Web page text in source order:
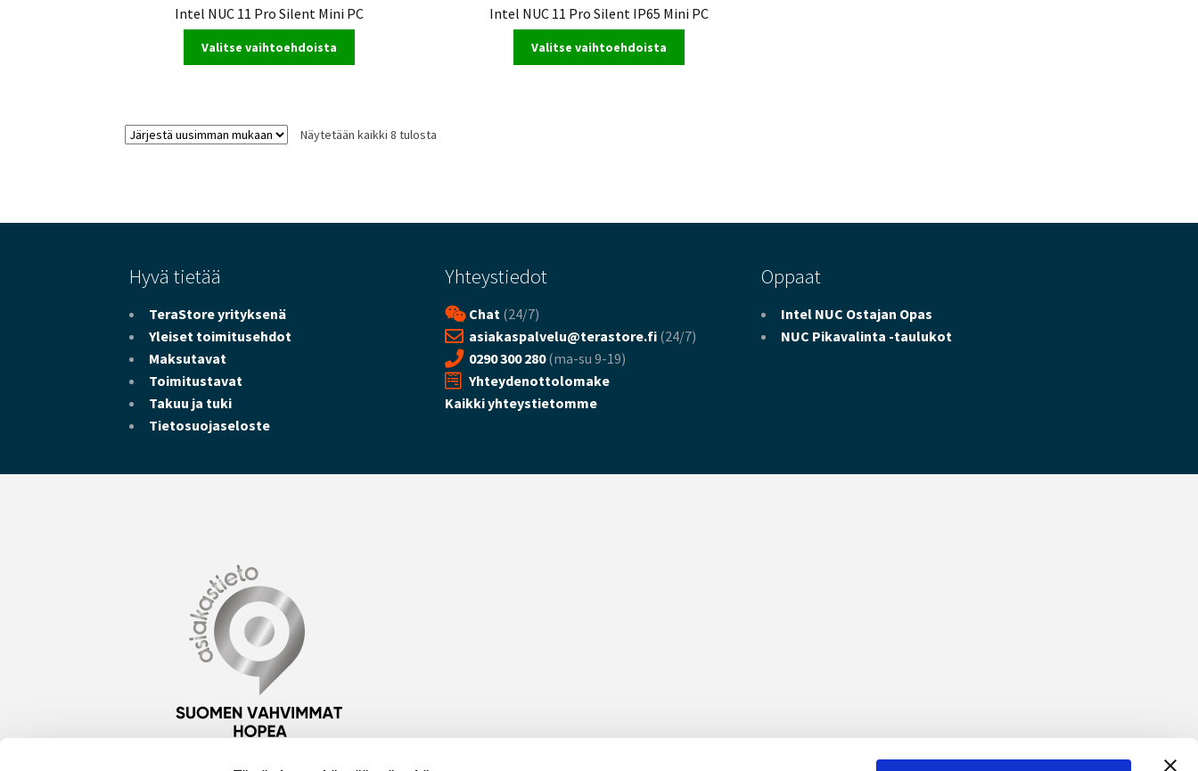
Intel NUC 11 Pro Silent Mini PC
Valitse vaihtoehdoista
Intel NUC 11 Pro Silent IP65 Mini PC
Valitse vaihtoehdoista
Näytetään kaikki 8 tulosta
Hyvä tietää
TeraStore yrityksenä
Yleiset toimitusehdot
Maksutavat
Toimitustavat
Takuu ja tuki
Tietosuojaseloste
Yhteystiedot
Chat(24/7)
asiakaspalvelu@terastore.fi(24/7)
0290 300 280(ma-su 9-19)
Yhteydenottolomake
Kaikki yhteystietomme
Oppaat
Intel NUC Ostajan Opas
NUC Pikavalinta -taulukot